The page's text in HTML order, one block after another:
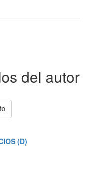
del autor
(D)